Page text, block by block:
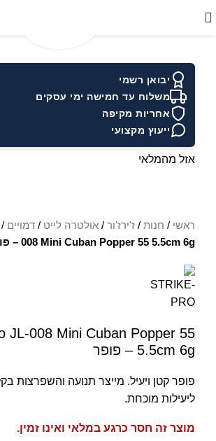
יבואן רשמי
משלוח עד חמישה ימי עסקים
אחריות מקיפה
ייעוץ מקצועי
אזל מהמלאי
ראשי / חנות / ז'ירז'ור / אולטרה לייט / דמויים /
008 Mini Cuban Popper 55 5.5cm 6g – פופר
JL-008 Mini Cuban Popper 55
5.5cm 6g – פופר
פופר קטן ויעיל. מייצר תנועה והשפרצות
ליעילות מוכחת.
מוצר זה חסר כרגע במלאי ואינו זמין.